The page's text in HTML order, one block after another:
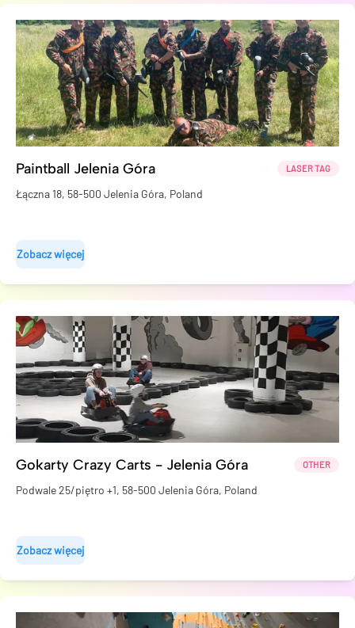
Paintball Jelenia Góra LASER TAG
Łączna 18, 58-500 Jelenia Góra, Poland
Zobacz więcej
Gokarty Crazy Carts - Jelenia Góra OTHER
Podwale 25/piętro +1, 58-500 Jelenia Góra, Poland
Zobacz więcej